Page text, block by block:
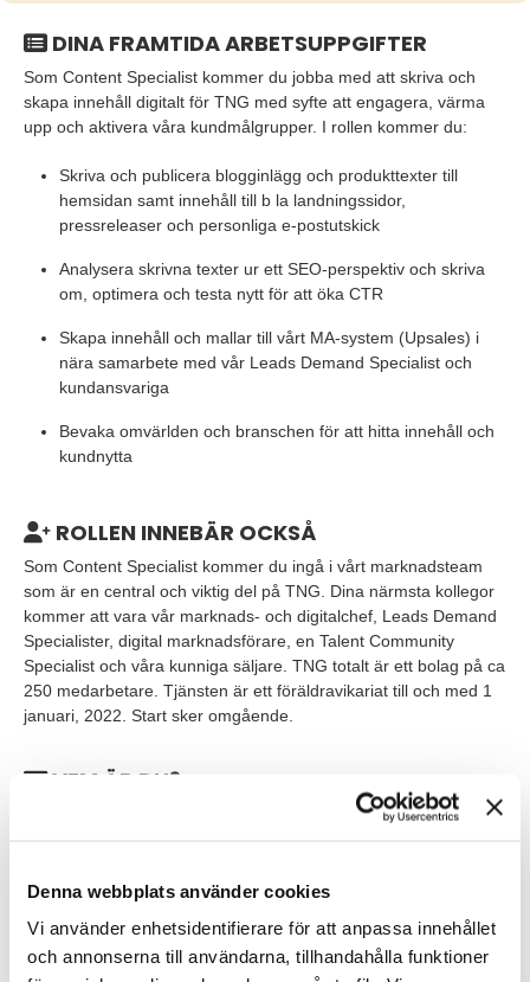
Denna webbplats använder cookies
Vi använder enhetsidentifierare för att anpassa innehållet
och annonserna till användarna, tillhandahålla funktioner
DINA FRAMTIDA ARBETSUPPGIFTER
Som Content Specialist kommer du jobba med att skriva och
skapa innehåll digitalt för TNG med syfte att engagera, värma
upp och aktivera våra kundmålgrupper. I rollen kommer du:
Skriva och publicera blogginlägg och produkttexter till
hemsidan samt innehåll till b la landningssidor,
pressreleaser och personliga e-postutskick
Analysera skrivna texter ur ett SEO-perspektiv och skriva
om, optimera och testa nytt för att öka CTR
Skapa innehåll och mallar till vårt MA-system (Upsales) i
nära samarbete med vår Leads Demand Specialist och
kundansvariga
Bevaka omvärlden och branschen för att hitta innehåll och
kundnytta
ROLLEN INNEBÄR OCKSÅ
Som Content Specialist kommer du ingå i vårt marknadsteam
som är en central och viktig del på TNG. Dina närmsta kollegor
kommer att vara vår marknads- och digitalchef, Leads Demand
Specialister, digital marknadsförare, en Talent Community
Specialist och våra kunniga säljare. TNG totalt är ett bolag på ca
250 medarbetare. Tjänsten är ett föräldravikariat till och med 1
januari, 2022. Start sker omgående.
VEM ÄR DU?
Till rollen som Content Specialist söker vi dig som har en digitalt
Som person tror vi att du, förutom att ha kommunikativa skills
stort intresse för affärsutveckling.